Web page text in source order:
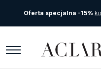
Oferta specjalna -15%